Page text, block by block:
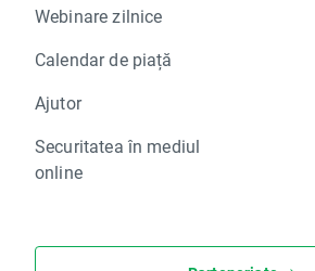
Webinare zilnice
Calendar de piață
Ajutor
Securitatea în mediul
online